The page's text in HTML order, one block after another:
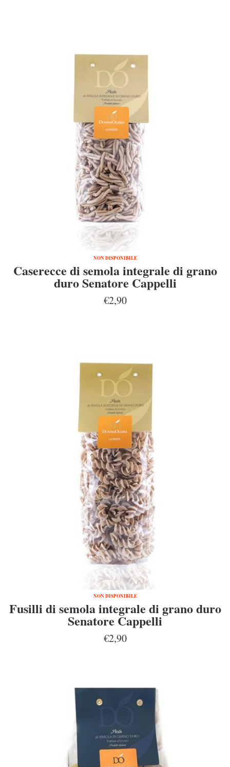
NON DISPONIBILE
Caserecce di semola integrale di grano
duro Senatore Cappelli
€2,90
NON DISPONIBILE
Fusilli di semola integrale di grano duro
Senatore Cappelli
€2,90